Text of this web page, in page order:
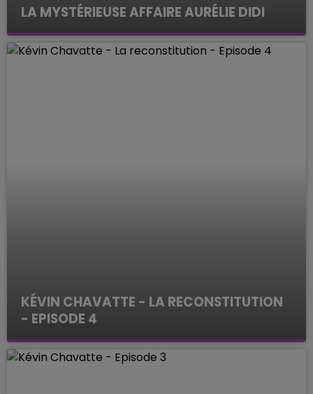
LA MYSTÉRIEUSE AFFAIRE AURÉLIE DIDI
ENQUETES
KÉVIN CHAVATTE - LA RECONSTITUTION
- EPISODE 4
ENQUETES